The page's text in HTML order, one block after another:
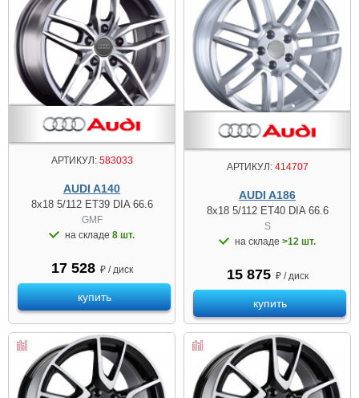
АРТИКУЛ:583033
AUDI A140
8x18 5/112 ET39 DIA 66.6
GMF
на складе 8 шт.
17 528 ₽ / диск
купить
АРТИКУЛ:414707
AUDI A186
8x18 5/112 ET40 DIA 66.6
S
на складе >12 шт.
15 875 ₽ / диск
купить